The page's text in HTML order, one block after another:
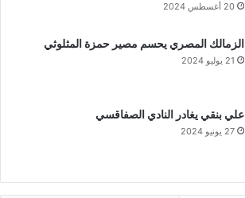
20 أغسطس 2024
الزمالك المصري يحسم مصير حمزة المثلوثي
21 يوليو 2024
علي بنقي يغادر النادي الصفاقسي
27 يونيو 2024